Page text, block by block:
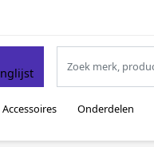
Accessoires Onderdelen